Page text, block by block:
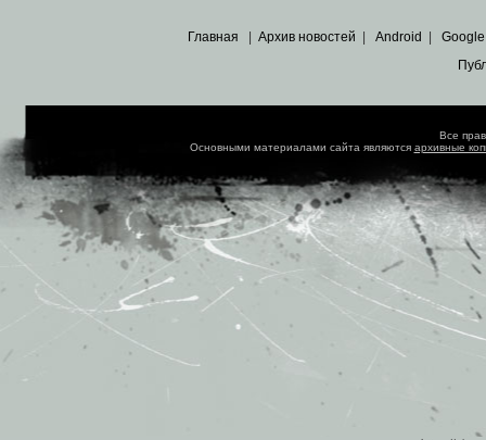
Главная | Архив новостей | Android | Google
Все
Основными материалами сайта являются архивные